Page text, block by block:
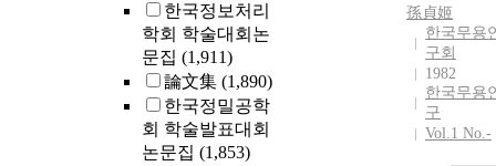
한국정보처리
학회 학술대회논
문집 (1,911)
論文集 (1,890)
한국정밀공학
회 학술발표대회
논문집 (1,853)
孫貞姬
한국무용
구회
1982
한국무용
구
Vol.1 No.-